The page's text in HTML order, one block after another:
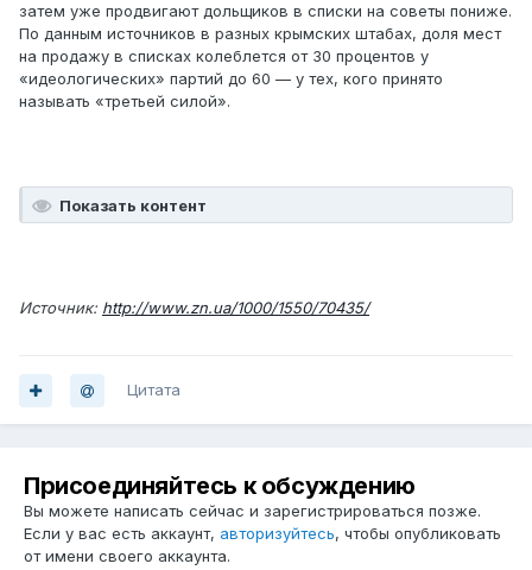
затем уже продвигают дольщиков в списки на советы пониже.
По данным источников в разных крымских штабах, доля мест
на продажу в списках колеблется от 30 процентов у
«идеологических» партий до 60 — у тех, кого принято
называть «третьей силой».
Показать контент
Источник: http://www.zn.ua/1000/1550/70435/
Цитата
Присоединяйтесь к обсуждению
Вы можете написать сейчас и зарегистрироваться позже.
Если у вас есть аккаунт, авторизуйтесь, чтобы опубликовать
от имени своего аккаунта.